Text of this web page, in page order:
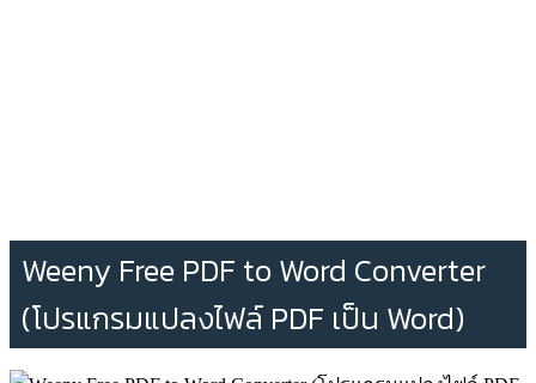
Weeny Free PDF to Word Converter
(โปรแกรมแปลงไฟล์ PDF เป็น Word)